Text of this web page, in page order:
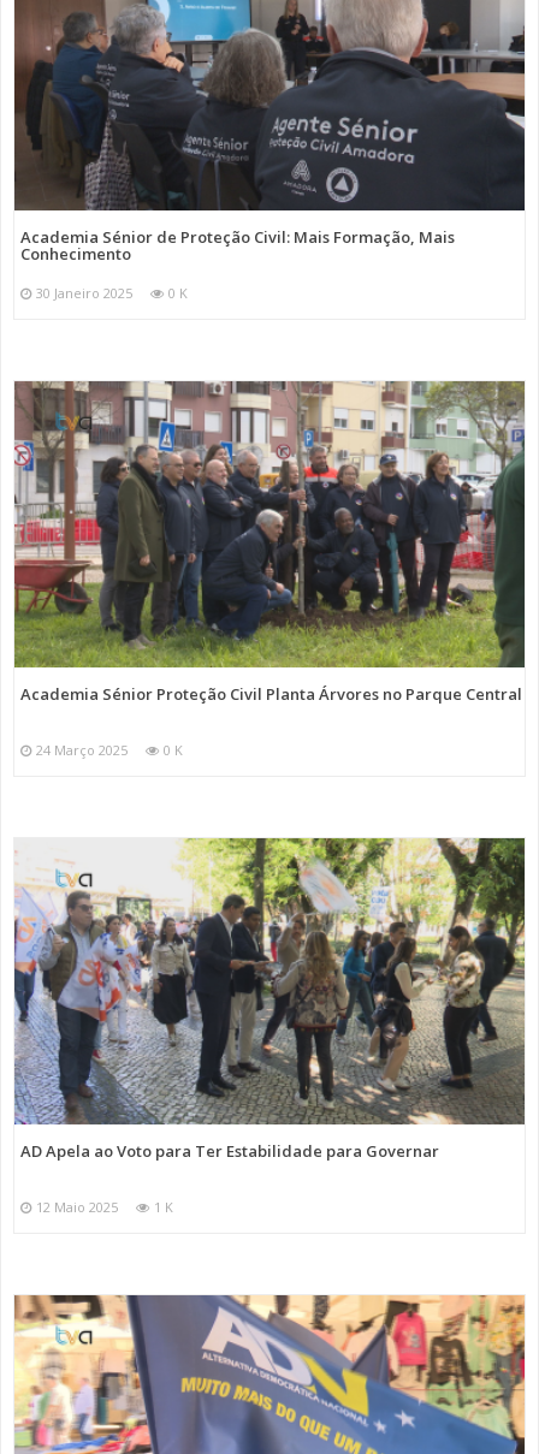
Academia Sénior de Proteção Civil: Mais Formação, Mais
Conhecimento
30 Janeiro 2025 0 K
Academia Sénior Proteção Civil Planta Árvores no Parque Central
24 Março 2025 0 K
AD Apela ao Voto para Ter Estabilidade para Governar
12 Maio 2025 1 K